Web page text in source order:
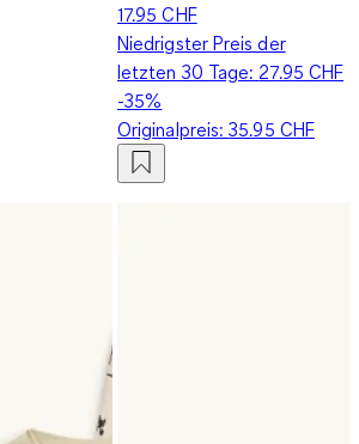
17.95 CHF
Niedrigster Preis der
letzten 30 Tage: 27.95 CHF
-35%
Originalpreis:35.95 CHF